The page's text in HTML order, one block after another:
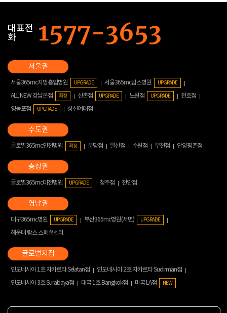
대표전
화
서울365mc지방흡입병원 UPGRADE 서울365mc람스병원 UPGRADE
ALL NEW 강남본점 확장 신촌점 UPGRADE 노원점 UPGRADE
천호점
영등포점
UPGRADE 성신여대점
글로벌365mc인천병원 확장 분당점 일산점 수원점 부천점 안양평촌점
글로벌365mc대전병원 UPGRADE 청주점 천안점
대구365mc병원 UPGRADE 부산365mc병원(서면) UPGRADE
해운대 람스 스페셜센터
인도네시아 1호 자카르타 Selatan점
인도네시아 2호 자카르타 Sudirman점
인도네시아 3호 Surabaya점
태국 1호 Bangkok점 미국 LA점 NEW